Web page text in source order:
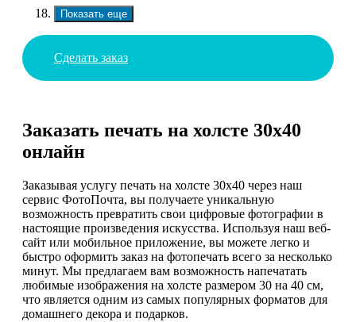
Показать еще
Сделать заказ
Заказать печать на холсте 30х40
онлайн
Заказывая услугу печать на холсте 30х40 через наш
сервис ФотоПочта, вы получаете уникальную
возможность превратить свои цифровые фотографии в
настоящие произведения искусства. Используя наш веб-
сайт или мобильное приложение, вы можете легко и
быстро оформить заказ на фотопечать всего за несколько
минут. Мы предлагаем вам возможность напечатать
любимые изображения на холсте размером 30 на 40 см,
что является одним из самых популярных форматов для
домашнего декора и подарков.